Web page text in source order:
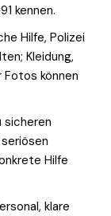
kennen.
Hilfe, Polizei
Kleidung,
können
sicheren
Hilfe
klare